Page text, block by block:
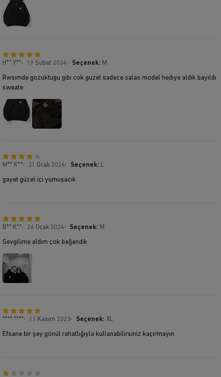
H** Y** 19 Şubat 2024 Seçenek: M
Rwsımde gozuktugu gıbı cok guzel sadece salas model hedıye aldık bayıldı
sweate
M** K** 31 Ocak 2024 Seçenek: L
gayet güzel içi yumuşacık
B** K** 26 Ocak 2024 Seçenek: M
Sevgilime aldım çok beğendik
**** **** 11 Kasım 2023 Seçenek: XL
Efsane bir şey gönül rahatlığıyla kullanabilirsiniz kaçırmayın